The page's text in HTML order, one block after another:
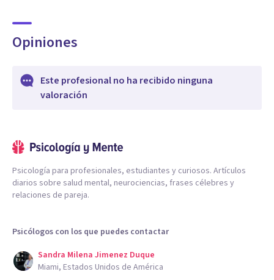
Opiniones
Este profesional no ha recibido ninguna
valoración
Psicología para profesionales, estudiantes y curiosos. Artículos
diarios sobre salud mental, neurociencias, frases célebres y
relaciones de pareja.
Psicólogos con los que puedes contactar
Sandra Milena Jimenez Duque
Miami, Estados Unidos de América